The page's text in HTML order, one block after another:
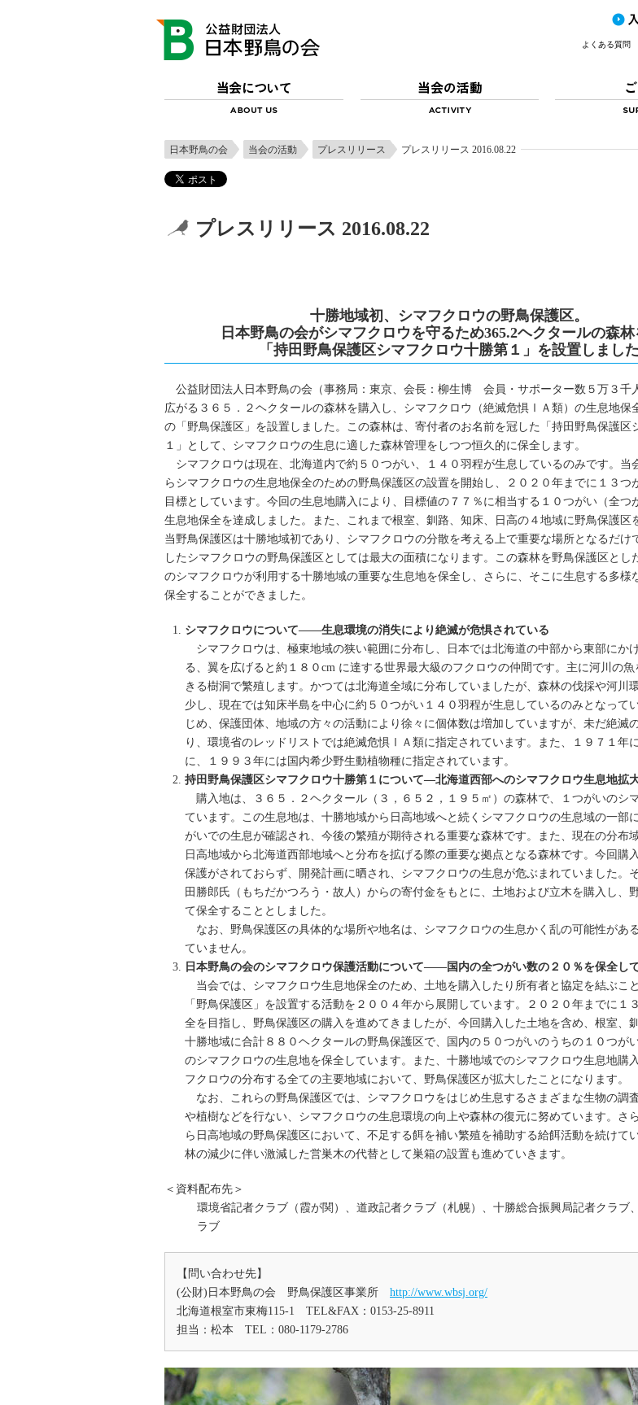
よくある質問
日本野鳥の会 当会の活動 プレスリリース プレスリリース 2016.08.22
プレスリリース 2016.08.22
十勝地域初、シマフクロウの野鳥保護区。
日本野鳥の会がシマフクロウを守るため365.2ヘクタールの森
「持田野鳥保護区シマフクロウ十勝第１」を設置しました
公益財団法人日本野鳥の会（事務局：東京、会長：柳生博 会員・サポーター数５万３千
広がる３６５．２ヘクタールの森林を購入し、シマフクロウ（絶滅危惧ⅠＡ類）の生息地保
の「野鳥保護区」を設置しました。この森林は、寄付者のお名前を冠した「持田野鳥保護区
１」として、シマフクロウの生息に適した森林管理をしつつ恒久的に保全します。
シマフクロウは現在、北海道内で約５０つがい、１４０羽程が生息しているのみです。当
らシマフクロウの生息地保全のための野鳥保護区の設置を開始し、２０２０年までに１３つ
目標としています。今回の生息地購入により、目標値の７７％に相当する１０つがい（全つ
生息地保全を達成しました。また、これまで根室、釧路、知床、日高の４地域に野鳥保護区
当野鳥保護区は十勝地域初であり、シマフクロウの分散を考える上で重要な場所となるだけ
したシマフクロウの野鳥保護区としては最大の面積になります。この森林を野鳥保護区とし
のシマフクロウが利用する十勝地域の重要な生息地を保全し、さらに、そこに生息する多様
保全することができました。
シマフクロウについて――生息環境の消失により絶滅が危惧されている
シマフクロウは、極東地域の狭い範囲に分布し、日本では北海道の中部から東部にか
る、翼を広げると約１８０cm に達する世界最大級のフクロウの仲間です。主に河川の
きる樹洞で繁殖します。かつては北海道全域に分布していましたが、森林の伐採や河川
少し、現在では知床半島を中心に約５０つがい１４０羽程が生息しているのみとなって
じめ、保護団体、地域の方々の活動により徐々に個体数は増加していますが、未だ絶滅
り、環境省のレッドリストでは絶滅危惧ⅠＡ類に指定されています。また、１９７１年
に、１９９３年には国内希少野生動植物種に指定されています。
持田野鳥保護区シマフクロウ十勝第１について―北海道西部へのシマフクロウ生息地拡
購入地は、３６５．２ヘクタール（３，６５２，１９５㎡）の森林で、１つがいのシ
ています。この生息地は、十勝地域から日高地域へと続くシマフクロウの生息域の一部
がいでの生息が確認され、今後の繁殖が期待される重要な森林です。また、現在の分布
日高地域から北海道西部地域へと分布を拡げる際の重要な拠点となる森林です。今回購
保護がされておらず、開発計画に晒され、シマフクロウの生息が危ぶまれていました。
田勝郎氏（もちだかつろう・故人）からの寄付金をもとに、土地および立木を購入し、
て保全することとしました。
なお、野鳥保護区の具体的な場所や地名は、シマフクロウの生息かく乱の可能性があ
ていません。
日本野鳥の会のシマフクロウ保護活動について――国内の全つがい数の２０％を保全し
当会では、シマフクロウ生息地保全のため、土地を購入したり所有者と協定を結ぶこ
「野鳥保護区」を設置する活動を２００４年から展開しています。２０２０年までに１
全を目指し、野鳥保護区の購入を進めてきましたが、今回購入した土地を含め、根室、
十勝地域に合計８８０ヘクタールの野鳥保護区で、国内の５０つがいのうちの１０つが
のシマフクロウの生息地を保全しています。また、十勝地域でのシマフクロウ生息地購
フクロウの分布する全ての主要地域において、野鳥保護区が拡大したことになります。
なお、これらの野鳥保護区では、シマフクロウをはじめ生息するさまざまな生物の調
や植樹などを行ない、シマフクロウの生息環境の向上や森林の復元に努めています。さ
ら日高地域の野鳥保護区において、不足する餌を補い繁殖を補助する給餌活動を続けて
林の減少に伴い激減した営巣木の代替として巣箱の設置も進めていきます。
＜資料配布先＞
環境省記者クラブ（霞が関）、道政記者クラブ（札幌）、十勝総合振興局記者クラブ
ラブ
【問い合わせ先】
(公財)日本野鳥の会 野鳥保護区事業所 http://www.wbsj.org/
北海道根室市東梅115-1 TEL&FAX：0153-25-8911
担当：松本 TEL：080-1179-2786